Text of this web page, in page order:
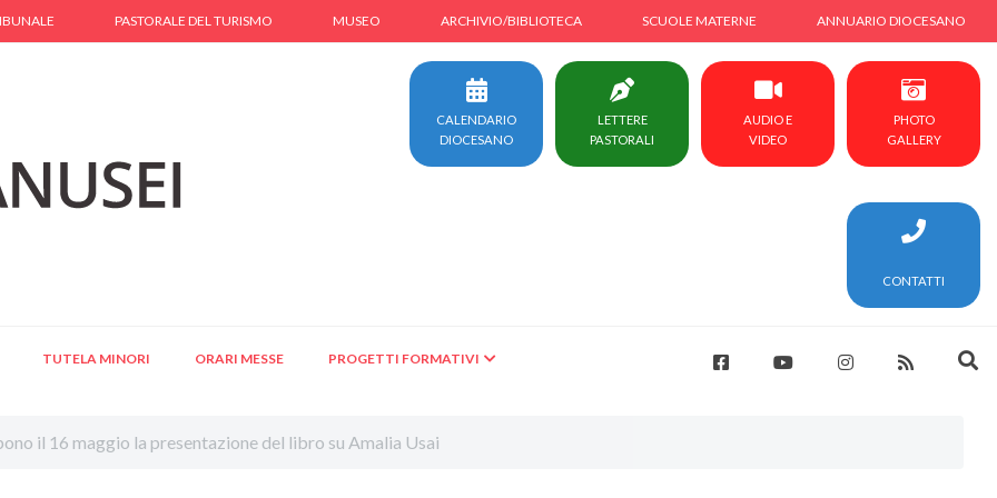
PASTORALE DEL TURISMO MUSEO ARCHIVIO/BIBLIOTECA SCUOLE MATERNE ANNUARIO DIOCESANO
CALENDARIO
DIOCESANO
LETTERE
PASTORALI
AUDIO E
VIDEO
PHOTO
GALLERY
CONTATTI
TUTELA MINORI ORARI MESSE PROGETTI FORMATIVI
il 16 maggio la presentazione del libro su Amalia Usai